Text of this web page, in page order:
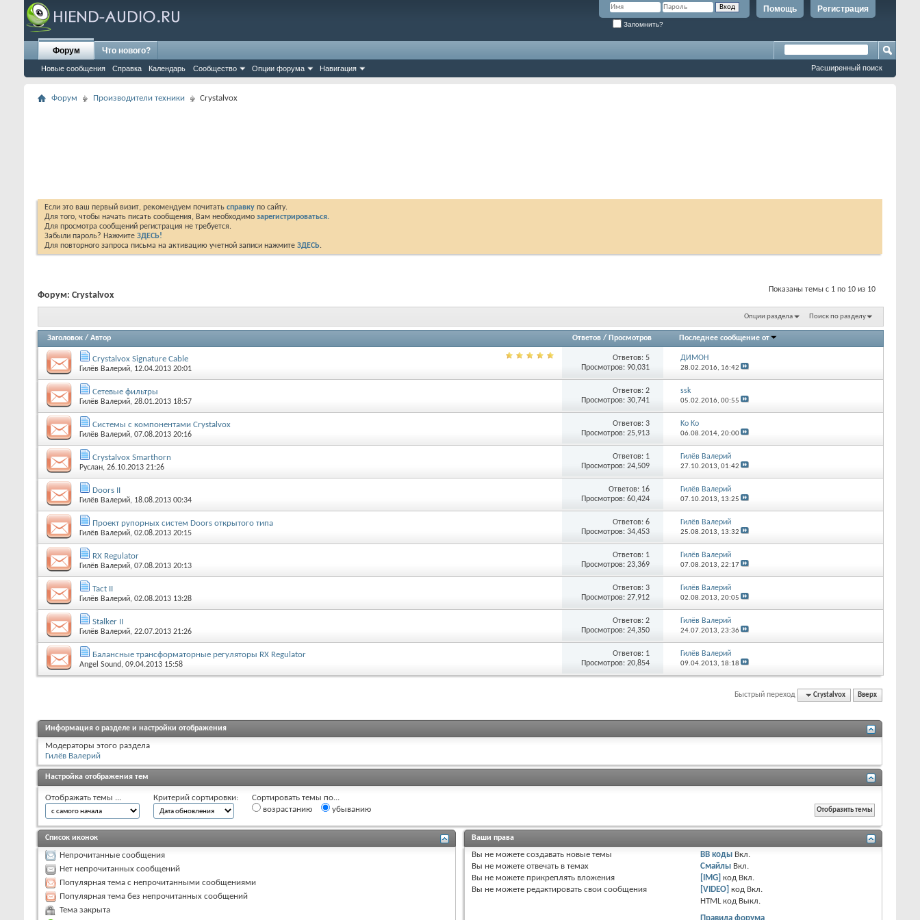
Регистрация
Помощь
Запомнить?
Форум
Новые сообщения Справка Календарь Сообщество Опции форума Навигация
Что нового?
Расширенный поиск
Форум Производители техники Crystalvox
Если это ваш первый визит, рекомендуем почитать справку по сайту.
Для того, чтобы начать писать сообщения, Вам необходимо зарегистрироваться.
Для просмотра сообщений регистрация не требуется.
Забыли пароль? Нажмите ЗДЕСЬ!
Для повторного запроса письма на активацию учетной записи нажмите ЗДЕСЬ.
Показаны темы с 1 по 10 из 10
Форум: Crystalvox
Опции раздела Поиск по разделу
Заголовок / Автор Ответов / Просмотров Последнее сообщение от
Crystalvox Signature Cable
Гилёв Валерий, 12.04.2013 20:01
Ответов:5
Просмотров: 90,031
ДИМОН
28.02.2016, 16:42
Сетевые фильтры
Гилёв Валерий, 28.01.2013 18:57
Ответов:2
Просмотров: 30,741
ssk
05.02.2016, 00:55
Системы с компонентами Crystalvox
Гилёв Валерий, 07.08.2013 20:16
Ответов:3
Просмотров: 25,913
Ko Ko
06.08.2014, 20:00
Crystalvox Smarthorn
Руслан, 26.10.2013 21:26
Ответов: 1
Просмотров: 24,509
Гилёв Валерий
27.10.2013, 01:42
Doors II
Гилёв Валерий, 18.08.2013 00:34
Ответов: 16
Просмотров: 60,424
Гилёв Валерий
07.10.2013, 13:25
Проект рупорных систем Doors открытого типа
Гилёв Валерий, 02.08.2013 20:15
Ответов:6
Просмотров: 34,453
Гилёв Валерий
25.08.2013, 13:32
RX Regulator
Гилёв Валерий, 07.08.2013 20:13
Ответов: 1
Просмотров: 23,369
Гилёв Валерий
07.08.2013, 22:17
Tact II
Гилёв Валерий, 02.08.2013 13:28
Ответов:3
Просмотров: 27,912
Гилёв Валерий
02.08.2013, 20:05
Stalker II
Гилёв Валерий, 22.07.2013 21:26
Ответов:2
Просмотров: 24,350
Гилёв Валерий
24.07.2013, 23:36
Балансные трансформаторные регуляторы RX Regulator
Angel Sound, 09.04.2013 15:58
Ответов: 1
Просмотров: 20,854
Гилёв Валерий
09.04.2013, 18:18
Быстрый переход Crystalvox Вверх
Информация о разделе и настройки отображения
Модераторы этого раздела
Гилёв Валерий
Настройка отображения тем
Отображать темы ... Критерий сортировки:
Сортировать темы по...
возрастанию
убыванию
Список иконок
Непрочитанные сообщения
Нет непрочитанных сообщений
Популярная тема с непрочитанными сообщениями
Популярная тема без непрочитанных сообщений
Тема закрыта
Ваши права
Вы не можете создавать новые темы
Вы не можете отвечать в темах
Вы не можете прикреплять вложения
Вы не можете редактировать свои сообщения
BB коды Вкл.
Смайлы Вкл.
[IMG] код Вкл.
[VIDEO] код Вкл.
HTML код Выкл.
Правила форума